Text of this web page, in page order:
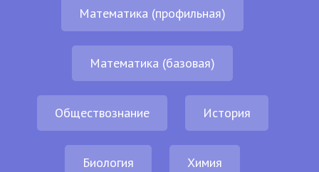
Математика (профильная)
Математика (базовая)
Обществознание История
Биология Химия